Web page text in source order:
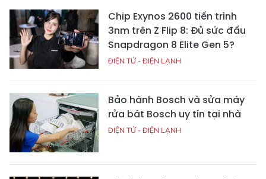
Chip Exynos 2600 tiến trình
3nm trên Z Flip 8: Đủ sức đấu
Snapdragon 8 Elite Gen 5?
ĐIỆN TỬ - ĐIỆN LẠNH
Bảo hành Bosch và sửa máy
rửa bát Bosch uy tín tại nhà
ĐIỆN TỬ - ĐIỆN LẠNH